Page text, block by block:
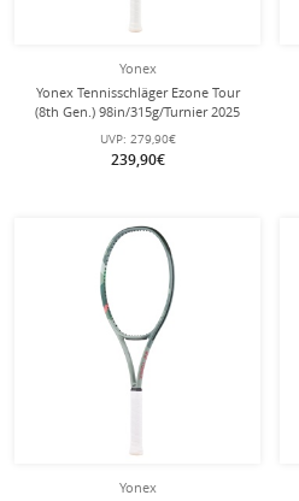
Yonex
Yonex Tennisschläger Ezone Tour
(8th Gen.) 98in/315g/Turnier 2025
blau - unbesaitet -
UVP: 279,90€
239,90€
Yonex